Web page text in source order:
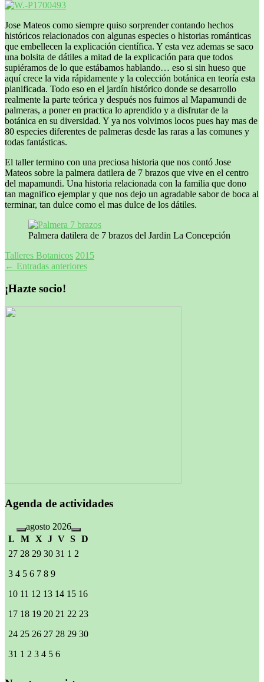
Jose Mateos como siempre quiso sorprender contando hechos
históricos relacionados con algunas especies o historias románticas
que embellecen la explicación científica. Y esta vez ademas se saco
una bolsita de dátiles a mitad de la explicación para que todos
supiéramos de lo que estábamos hablando… eso si sin hueso que
aquí crece la vida rápidamente y la colección botánica en teoría esta
planificada. Todo eso en el jardín histórico donde se desarrollo
realmente la parte teórica y después nos fuimos al Mapamundi de
palmeras, a poner en practica lo aprendido y a disfrutar de la
botánica en su diversidad. Y ya nos volvimos locos pues hay mas de
80 especies diferentes de palmeras desde las raras a las comunes y
todas fantásticas.
El taller termino con una preciosa historia que nos contó Jose
Mateos sobre la palmera datilera de 7 brazos que vive en el centro
del mapamundi. Una historia relacionada con la familia que dono
tan magnifico ejemplar y que nos dejo un agradable sabor de boca al
terminar, tan dulce como el mas dulce de los dátiles.
Palmera datilera de 7 brazos del Jardin La Concepción
Talleres Botanicos 2015
Navegación
entradas
← Entradas anteriores
¡Hazte socio!
Agenda de actividades
agosto 2026
L
M X J V S D
27 28 29 30 31 1 2
3 4 5 6 7 8 9
10 11 12 13 14 15 16
17 18 19 20 21 22 23
24 25 26 27 28 29 30
31 1 2 3 4 5 6